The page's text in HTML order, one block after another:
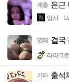
계층 은근
입사
연예 결국
라라크
기타 출석